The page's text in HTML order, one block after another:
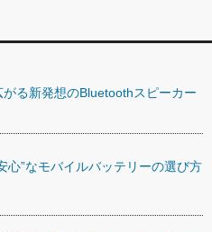
る新発想のBluetoothスピーカー
心”なモバイルバッテリーの選び方